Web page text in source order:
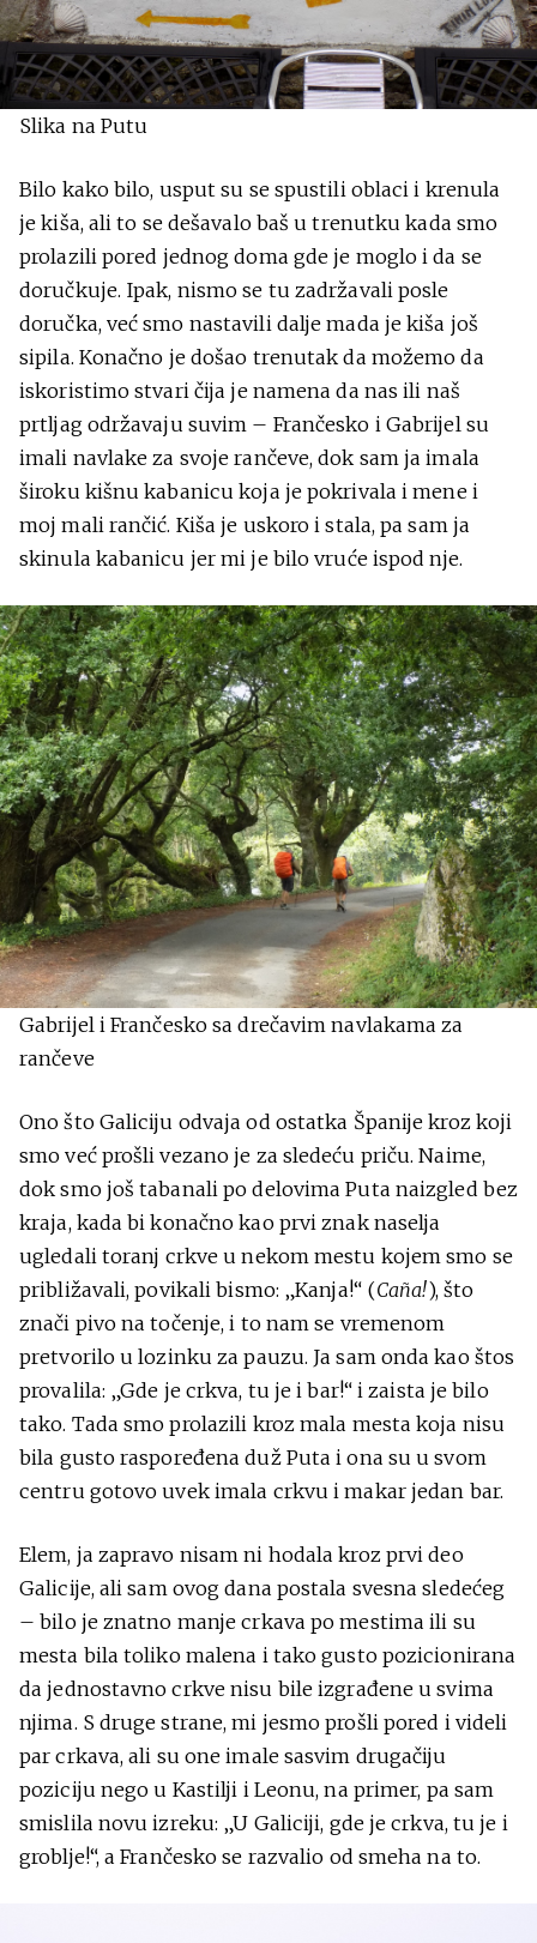
Slika na Putu
Bilo kako bilo, usput su se spustili oblaci i krenula
je kiša, ali to se dešavalo baš u trenutku kada smo
prolazili pored jednog doma gde je moglo i da se
doručkuje. Ipak, nismo se tu zadržavali posle
doručka, već smo nastavili dalje mada je kiša još
sipila. Konačno je došao trenutak da možemo da
iskoristimo stvari čija je namena da nas ili naš
prtljag održavaju suvim – Frančesko i Gabrijel su
imali navlake za svoje rančeve, dok sam ja imala
široku kišnu kabanicu koja je pokrivala i mene i
moj mali rančić. Kiša je uskoro i stala, pa sam ja
skinula kabanicu jer mi je bilo vruće ispod nje.
Gabrijel i Frančesko sa drečavim navlakama za
rančeve
Ono što Galiciju odvaja od ostatka Španije kroz koji
smo već prošli vezano je za sledeću priču. Naime,
dok smo još tabanali po delovima Puta naizgled bez
kraja, kada bi konačno kao prvi znak naselja
ugledali toranj crkve u nekom mestu kojem smo se
približavali, povikali bismo: „Kanja!“ (Caña!), što
znači pivo na točenje, i to nam se vremenom
pretvorilo u lozinku za pauzu. Ja sam onda kao štos
provalila: „Gde je crkva, tu je i bar!“ i zaista je bilo
tako. Tada smo prolazili kroz mala mesta koja nisu
bila gusto raspoređena duž Puta i ona su u svom
centru gotovo uvek imala crkvu i makar jedan bar.
Elem, ja zapravo nisam ni hodala kroz prvi deo
Galicije, ali sam ovog dana postala svesna sledećeg
– bilo je znatno manje crkava po mestima ili su
mesta bila toliko malena i tako gusto pozicionirana
da jednostavno crkve nisu bile izgrađene u svima
njima. S druge strane, mi jesmo prošli pored i videli
par crkava, ali su one imale sasvim drugačiju
poziciju nego u Kastilji i Leonu, na primer, pa sam
smislila novu izreku: „U Galiciji, gde je crkva, tu je i
groblje!“, a Frančesko se razvalio od smeha na to.